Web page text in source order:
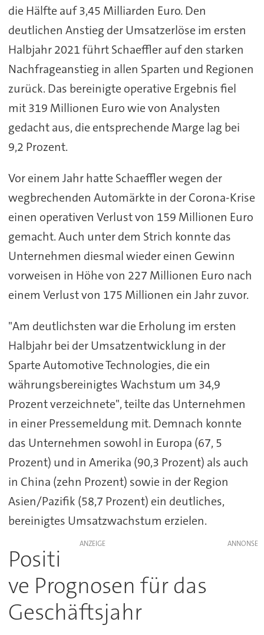
die Hälfte auf 3,45 Milliarden Euro. Den
deutlichen Anstieg der Umsatzerlöse im ersten
Halbjahr 2021 führt Schaeffler auf den starken
Nachfrageanstieg in allen Sparten und Regionen
zurück. Das bereinigte operative Ergebnis fiel
mit 319 Millionen Euro wie von Analysten
gedacht aus, die entsprechende Marge lag bei
9,2 Prozent.
Vor einem Jahr hatte Schaeffler wegen der
wegbrechenden Automärkte in der Corona-Krise
einen operativen Verlust von 159 Millionen Euro
gemacht. Auch unter dem Strich konnte das
Unternehmen diesmal wieder einen Gewinn
vorweisen in Höhe von 227 Millionen Euro nach
einem Verlust von 175 Millionen ein Jahr zuvor.
"Am deutlichsten war die Erholung im ersten
Halbjahr bei der Umsatzentwicklung in der
Sparte Automotive Technologies, die ein
währungsbereinigtes Wachstum um 34,9
Prozent verzeichnete", teilte das Unternehmen
in einer Pressemeldung mit. Demnach konnte
das Unternehmen sowohl in Europa (67, 5
Prozent) und in Amerika (90,3 Prozent) als auch
in China (zehn Prozent) sowie in der Region
Asien/Pazifik (58,7 Prozent) ein deutliches,
bereinigtes Umsatzwachstum erzielen.
ANZEIGE
Positi
ve Prognosen für das
Geschäftsjahr